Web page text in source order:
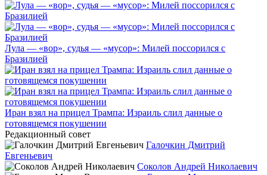
Лула — «вор», судья — «мусор»: Милей поссорился с
Бразилией
Иран взял на прицел Трампа: Израиль слил данные о
готовящемся покушении
Редакционный совет
Галочкин Дмитрий
Евгеньевич
Соколов Андрей Николаевич